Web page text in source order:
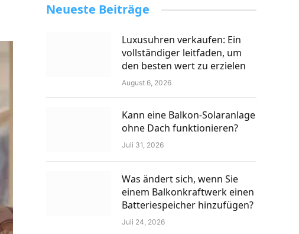
Neueste Beiträge
Luxusuhren verkaufen: Ein
vollständiger leitfaden, um
den besten wert zu erzielen
August 6, 2026
Kann eine Balkon-Solaranlage
ohne Dach funktionieren?
Juli 31, 2026
Was ändert sich, wenn Sie
einem Balkonkraftwerk einen
Batteriespeicher hinzufügen?
Juli 24, 2026